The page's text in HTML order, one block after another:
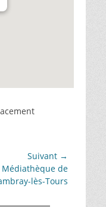
Suivant →
:
Médiathèque de
lès-Tours